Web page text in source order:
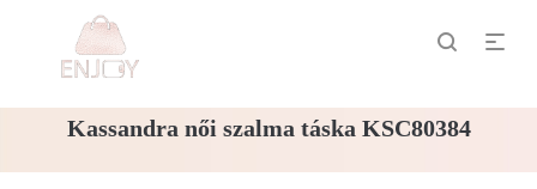
Kassandra női szalma táska KSC80384